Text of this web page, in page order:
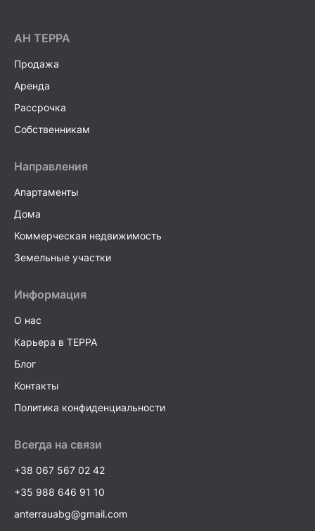
AH ТEPPA
Продажа
Аренда
Рассрочка
Собственникам
Направления
Апартаменты
Дома
Коммерческая недвижимость
Земельные участки
Информация
О нас
Карьера в TEPPA
Блог
Контакты
Политика конфиденциальности
Всегда на связи
+38 067 567 02 42
+35 988 646 91 10
anterrauabg@gmail.com